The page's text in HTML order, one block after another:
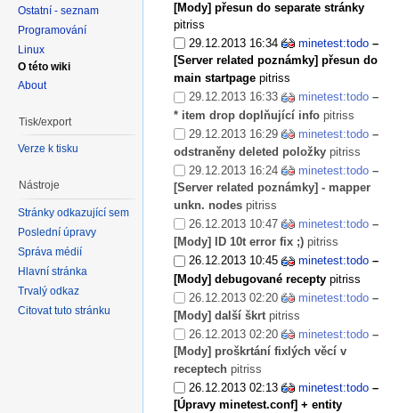
[Mody] přesun do separate stránky
pitriss
29.12.2013 16:34
minetest:todo –
[Server related poznámky] přesun do
main startpage pitriss
29.12.2013 16:33
minetest:todo –
* item drop doplňující info pitriss
29.12.2013 16:29
minetest:todo –
odstraněny deleted položky pitriss
29.12.2013 16:24
minetest:todo –
[Server related poznámky] - mapper
unkn. nodes pitriss
26.12.2013 10:47
minetest:todo –
[Mody] ID 10t error fix ;) pitriss
26.12.2013 10:45
minetest:todo –
[Mody] debugované recepty pitriss
26.12.2013 02:20
minetest:todo –
[Mody] další škrt pitriss
26.12.2013 02:20
minetest:todo –
[Mody] proškrtání fixlých věcí v
receptech pitriss
26.12.2013 02:13
minetest:todo –
[Úpravy minetest.conf] + entity
Ostatní - seznam
Programování
Linux
O této wiki
About
Tisk/export
Verze k tisku
Nástroje
Stránky odkazující sem
Poslední úpravy
Správa médií
Hlavní stránka
Trvalý odkaz
Citovat tuto stránku